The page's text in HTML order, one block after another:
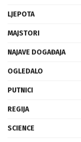
LJEPOTA
MAJSTORI
NAJAVE DOGAĐAJA
OGLEDALO
PUTNICI
REGIJA
SCIENCE